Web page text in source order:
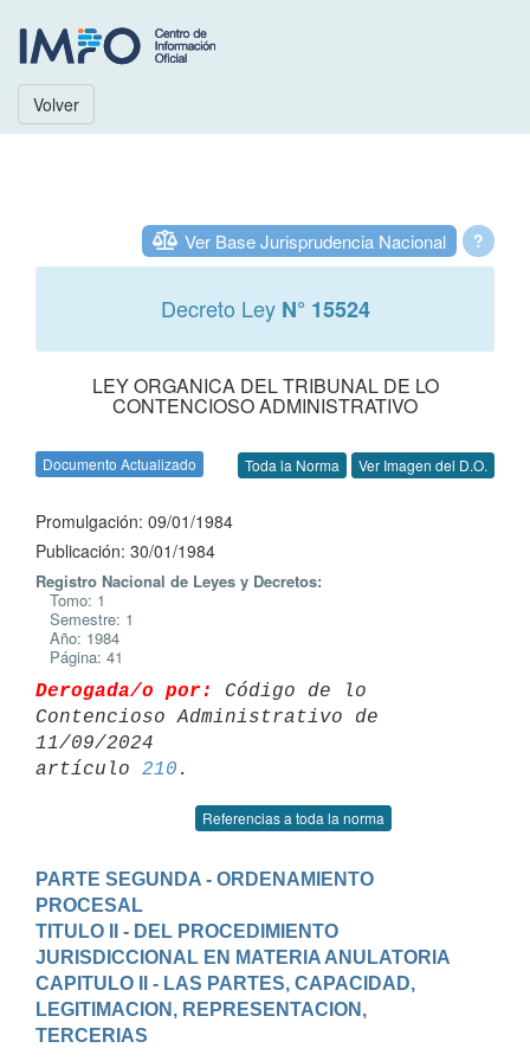
Volver
?
Ver Base Jurisprudencia Nacional
Decreto Ley N° 15524
LEY ORGANICA DEL TRIBUNAL DE LO
CONTENCIOSO ADMINISTRATIVO
Documento Actualizado Toda la Norma Ver Imagen del D.O.
Promulgación: 09/01/1984
Publicación: 30/01/1984
Registro Nacional de Leyes y Decretos:
Tomo: 1
Semestre: 1
Año: 1984
Página: 41
Derogada/o por:
Código de lo
Contencioso Administrativo de
11/09/2024
artículo 210
Referencias a toda la norma
PARTE SEGUNDA - ORDENAMIENTO
PROCESAL
TITULO II - DEL PROCEDIMIENTO
JURISDICCIONAL EN MATERIA ANULATORIA
CAPITULO II - LAS PARTES, CAPACIDAD,
LEGITIMACION, REPRESENTACION,
TERCERIAS